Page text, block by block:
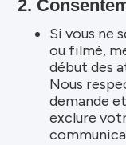
2.
Si vous ne
ou filmé,
début des
Nous
demande
exclure